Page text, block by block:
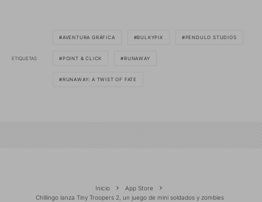
ETIQUETAS
AVENTURA GRÁFICA BULKYPIX PENDULO STUDIOS
POINT & CLICK RUNAWAY
RUNAWAY: A TWIST OF FATE
Inicio
App Store
Chillingo lanza Tiny Troopers 2, un juego de mini soldados y zombies